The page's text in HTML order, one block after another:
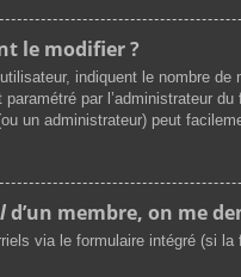
le modifier ?
indiquent le nombre
paramétré par l’administrateur
un administrateur) peut
d’un membre, on me
via le formulaire intégré (si